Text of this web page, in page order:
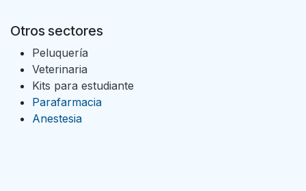
Otros sectores
Peluquería
Veterinaria
Kits para estudiante
Parafarmacia
Anestesia